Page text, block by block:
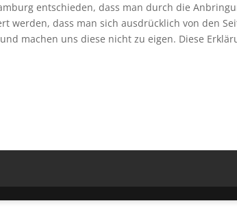
entschieden, dass man durch die
werden, dass man sich ausdrücklich von den
machen uns diese nicht zu eigen. Diese